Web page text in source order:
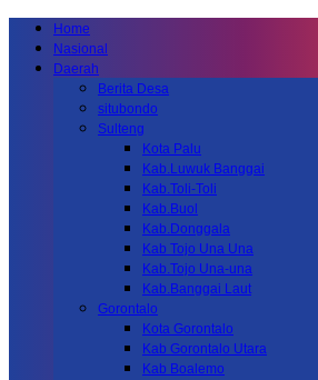
Home
Nasional
Daerah
Berita Desa
situbondo
Sulteng
Kota Palu
Kab.Luwuk Banggai
Kab.Toli-Toli
Kab.Buol
Kab.Donggala
Kab Tojo Una Una
Kab.Tojo Una-una
Kab.Banggai Laut
Gorontalo
Kota Gorontalo
Kab Gorontalo Utara
Kab Boalemo